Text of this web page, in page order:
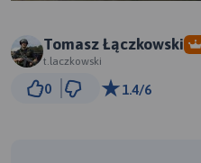
Tomasz Łączkowski
t.laczkowski
0 1.4/6